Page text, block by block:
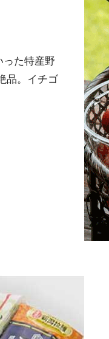
った特産野
品。イチゴ